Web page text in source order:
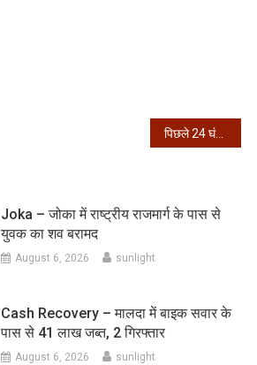
पिछले 24 घंट में आए 66,999 नए मामले, 942 लोगों की मौत
Joka – जोका में राष्ट्रीय राजमार्ग के पास से
युवक का शव बरामद
August 6, 2026 sunlight
Cash Recovery – मालदा में बाइक सवार के
पास से 41 लाख जब्त, 2 गिरफ्तार
August 6, 2026 sunlight